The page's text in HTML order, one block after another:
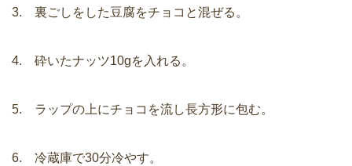
3. 裏ごしをした豆腐をチョコと混ぜる。
4. 砕いたナッツ10gを入れる。
5. ラップの上にチョコを流し長方形に包む。
6. 冷蔵庫で30分冷やす。